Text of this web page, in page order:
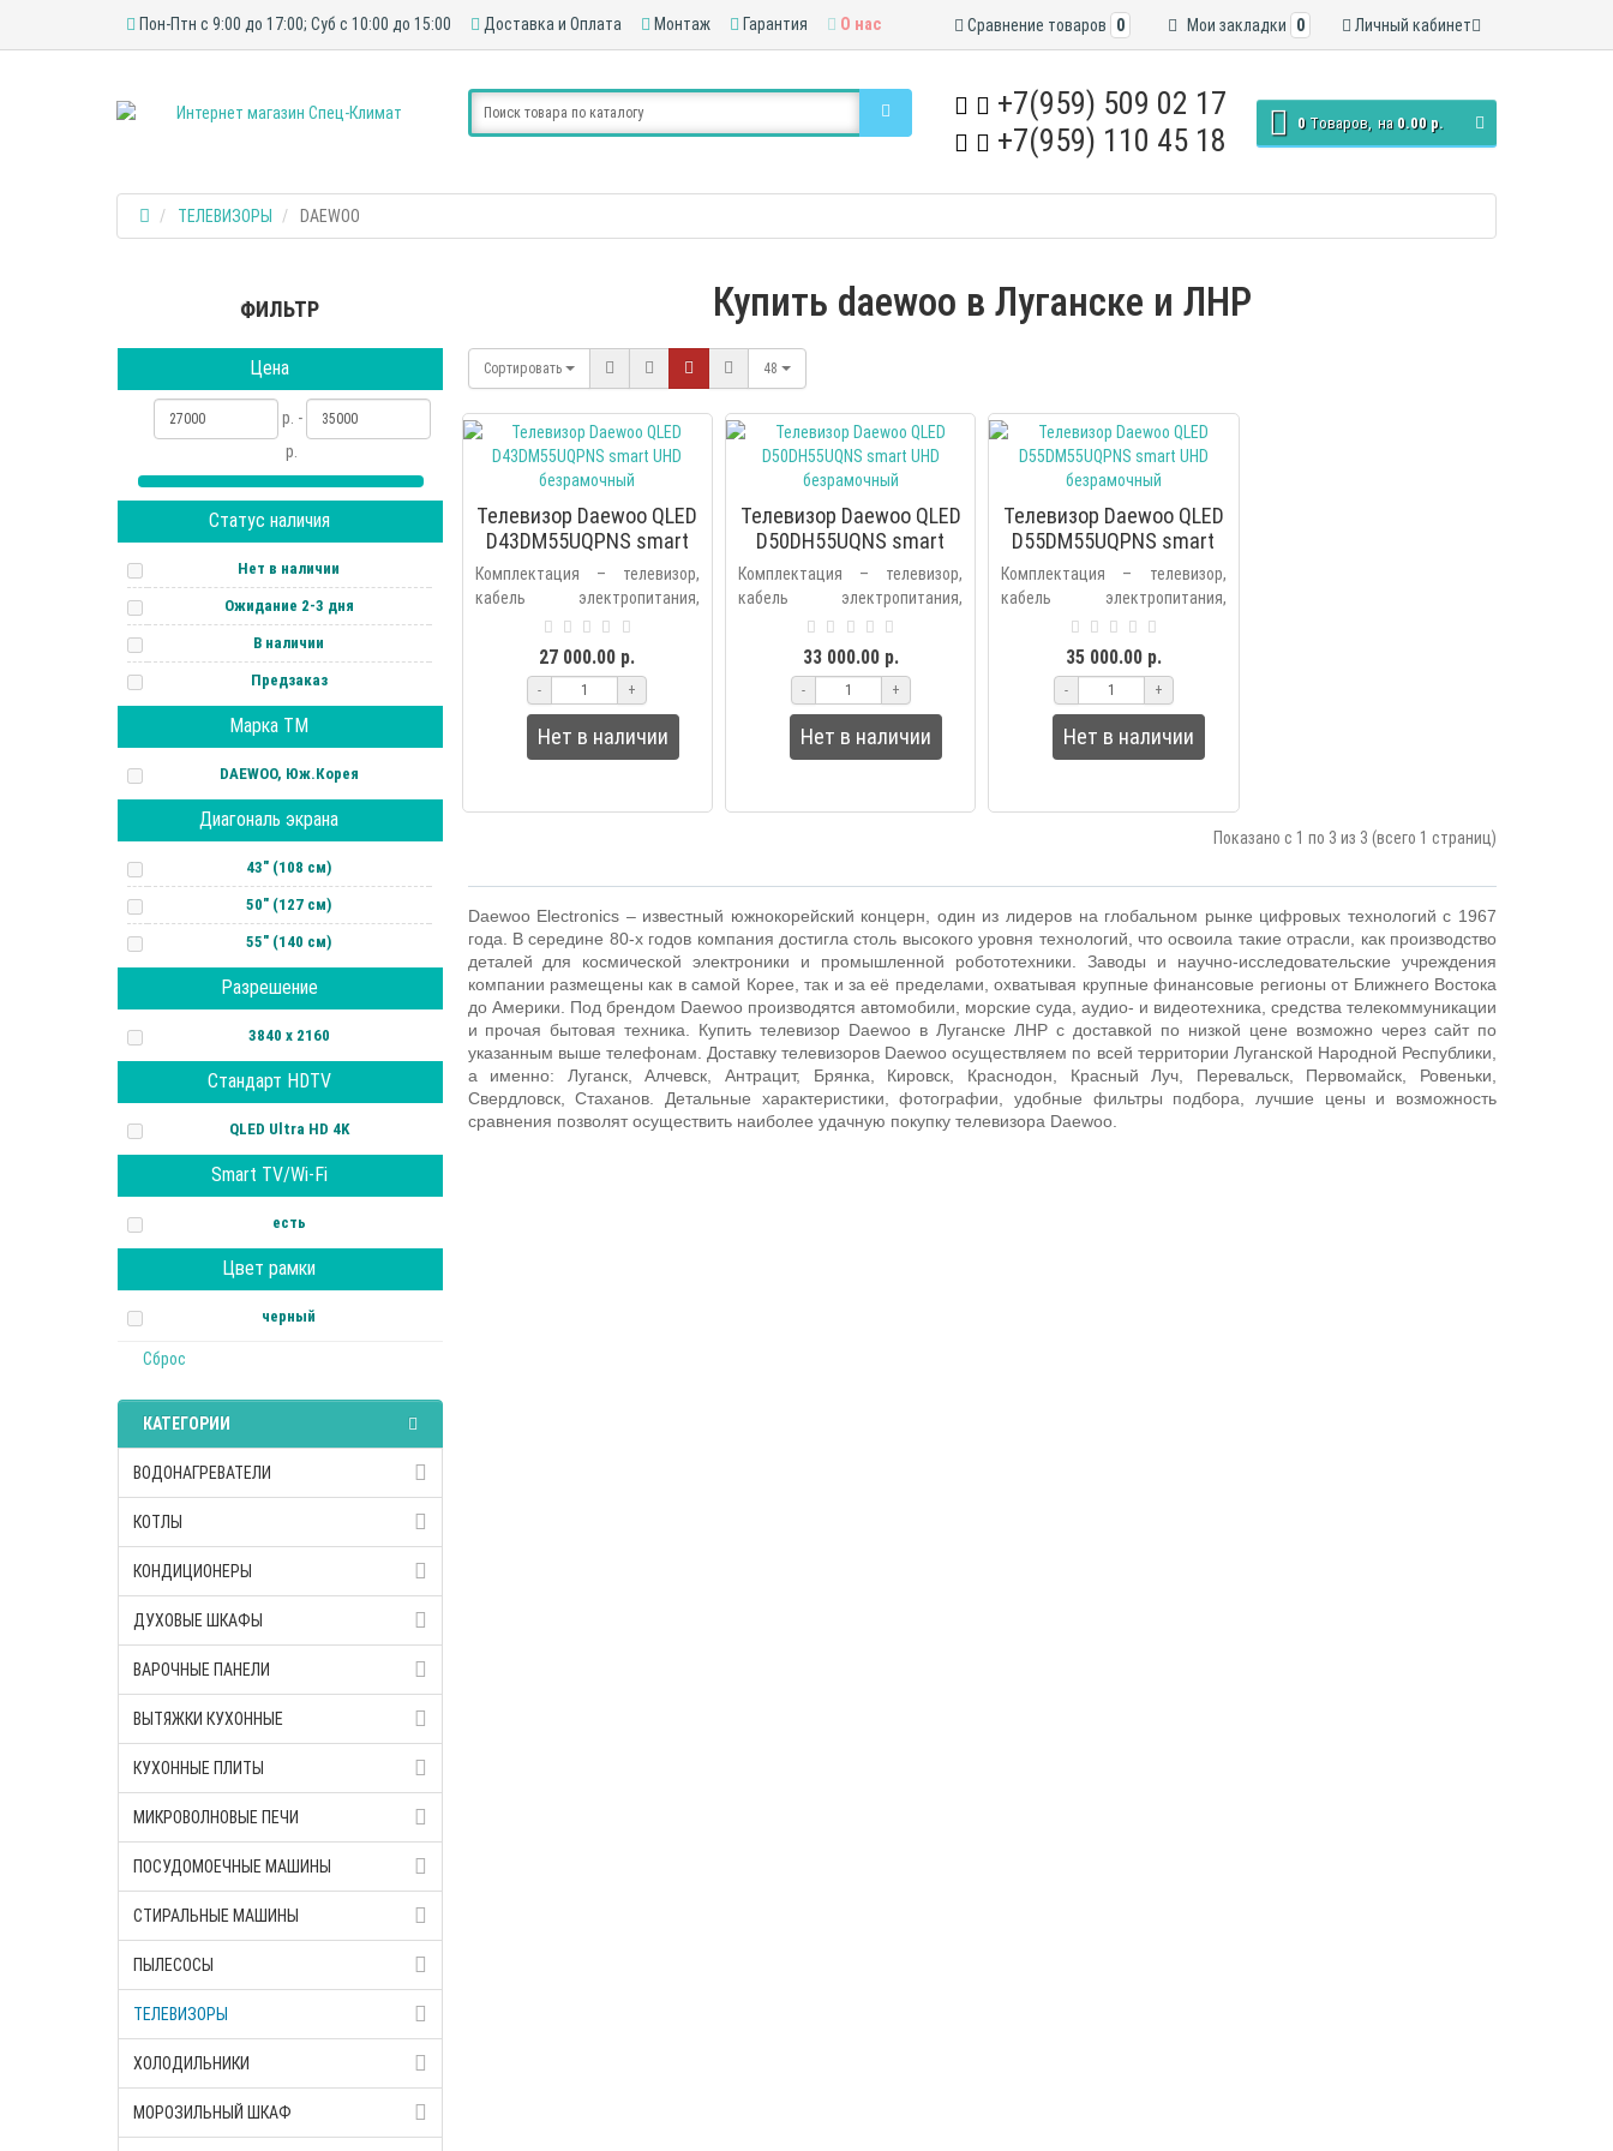
Пон-Птн с 9:00 до 17:00; Суб с 10:00 до 15:00 Доставка и Оплата Монтаж Гарантия О нас Личный кабинет
Мои закладки 0
Сравнение товаров 0
+7(959) 509 02 17
+7(959) 110 45 18
0 Tоваров, на 0.00 р.
ТЕЛЕВИЗОРЫ DAEWOO
ФИЛЬТР
Цена
р. -
р.
Статус наличия
Нет в наличии
Ожидание 2-3 дня
В наличии
Предзаказ
Марка ТМ
DAEWOO, Юж.Корея
Диагональ экрана
43" (108 см)
50" (127 см)
55" (140 см)
Разрешение
3840 х 2160
Стандарт HDTV
QLED Ultra HD 4K
Smart TV/Wi-Fi
есть
Цвет рамки
черный
Сброс
КАТЕГОРИИ
ВОДОНАГРЕВАТЕЛИ
КОТЛЫ
КОНДИЦИОНЕРЫ
ДУХОВЫЕ ШКАФЫ
ВАРОЧНЫЕ ПАНЕЛИ
ВЫТЯЖКИ КУХОННЫЕ
КУХОННЫЕ ПЛИТЫ
МИКРОВОЛНОВЫЕ ПЕЧИ
ПОСУДОМОЕЧНЫЕ МАШИНЫ
СТИРАЛЬНЫЕ МАШИНЫ
ПЫЛЕСОСЫ
ТЕЛЕВИЗОРЫ
ХОЛОДИЛЬНИКИ
МОРОЗИЛЬНЫЙ ШКАФ
Купить daewoo в Луганске и ЛНР
Сортировать 48
Телевизор Daewoo QLED
D43DM55UQPNS smart
UHD безрамочный
Комплектация – телевизор,
кабель электропитания,
настольная подставка, винты
крепления подставки,
элементы питания, пульт ДУ с
голосовым уп..
27 000.00 р.
- +
Нет в наличии
Телевизор Daewoo QLED
D50DH55UQNS smart
UHD безрамочный
Комплектация – телевизор,
кабель электропитания,
настольная подставка, винты
крепления подставки,
элементы питания, пульт ДУ с
голосовым уп..
33 000.00 р.
- +
Нет в наличии
Телевизор Daewoo QLED
D55DM55UQPNS smart
UHD безрамочный
Комплектация – телевизор,
кабель электропитания,
настольная подставка, винты
крепления подставки,
элементы питания, пульт ДУ с
голосовым уп..
35 000.00 р.
- +
Нет в наличии
Показано с 1 по 3 из 3 (всего 1 страниц)
Daewoo Electronics –известный южнокорейский концерн, один из лидеров на глобальном рынке цифровых технологий с 1967
года. В середине 80-х годов компания достигла столь высокого уровня технологий, что освоила такие отрасли, как производство
деталей для космической электроники и промышленной робототехники. Заводы и научно-исследовательские учреждения
компании размещены как в самой Корее, так и за её пределами, охватывая крупные финансовые регионы от Ближнего Востока
до Америки. Под брендом Daewoo производятся автомобили, морские суда, аудио- и видеотехника, средства телекоммуникации
и прочая бытовая техника. Купить телевизор Daewoo в Луганске ЛНР с доставкой по низкой цене возможно через сайт по
указанным выше телефонам. Доставку телевизоров Daewoo осуществляем по всей территории Луганской Народной Республики,
а именно: Луганск, Алчевск, Антрацит, Брянка, Кировск, Краснодон, Красный Луч, Перевальск, Первомайск, Ровеньки,
Свердловск, Стаханов. Детальные характеристики, фотографии, удобные фильтры подбора, лучшие цены и возможность
сравнения позволят осуществить наиболее удачную покупку телевизора Daewoo.